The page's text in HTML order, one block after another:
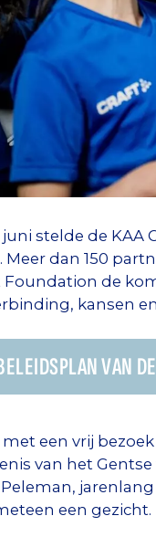
stelde de KAA
Meer dan 150
Foundation de
kansen
VAN
een vrij
van het
een gezicht.